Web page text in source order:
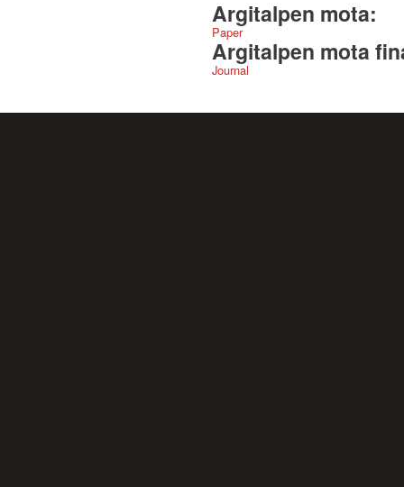
Argitalpen mota:
Paper
Argitalpen mota
Journal